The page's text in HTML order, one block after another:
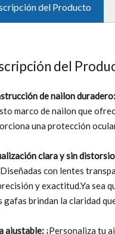
del Producto
del
de nailon duradero:
marco de nailon que
una protección
clara y sin
con lentes
y exactitud.Ya sea
gafas brindan la claridad
ajustable: ¡Personaliza tu